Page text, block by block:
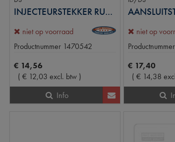
INJECTEURSTEKKER RUBBER
niet op voorraad
Productnummer 1470542
€ 14,56
( € 12,03 excl. btw )
Info
niet op
Productnummer
€ 17,40
( € 14,38